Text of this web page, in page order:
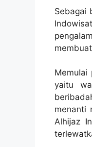
Sebagai
Memulai
yaitu
menanti
Alhijaz